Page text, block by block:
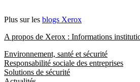
Plus sur les blogs Xerox
A propos de Xerox : Informations
Environnement, santé et sécurité
Responsabilité sociale des entreprises
Solutions de sécurité